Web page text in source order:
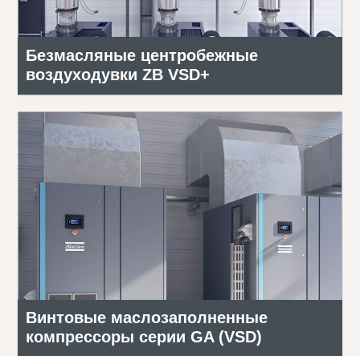
Безмасляные центробежные
воздуходувки ZB VSD+
Винтовые маслозаполненные
компрессоры серии GA (VSD)